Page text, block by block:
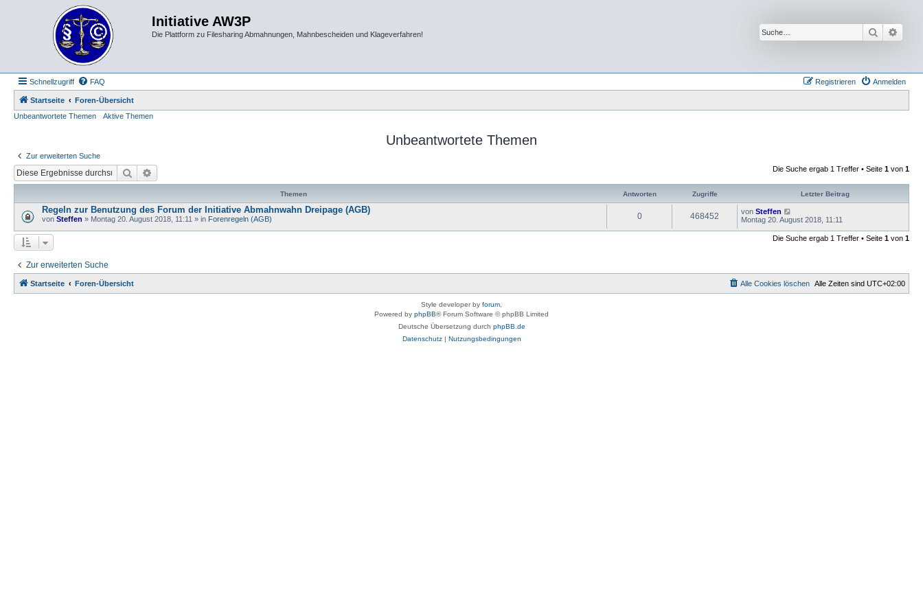
Initiative AW3P
Die Plattform zu Filesharing Abmahnungen, Mahnbescheiden und Klageverfahren! Suche
Schnellzugriff FAQ Anmelden
Registrieren
Startseite
Foren-Übersicht
Unbeantwortete Themen
Aktive Themen
Unbeantwortete Themen
Zur erweiterten Suche
Suche Die Suche ergab 1 Treffer • Seite 1 von 1
Themen Antworten Zugriffe Letzter Beitrag
Regeln zur Benutzung des Forum der Initiative Abmahnwahn Dreipage (AGB)
von Steffen » Montag 20. August 2018, 11:11 » in Forenregeln (AGB) 0 468452 von Steffen
Montag 20. August 2018, 11:11
Die Suche ergab 1 Treffer • Seite 1 von 1
Zur erweiterten Suche
Startseite Foren-Übersicht Alle Zeiten sind UTC+02:00
Alle Cookies löschen
Style developer by forum
Powered by phpBB® Forum Software © phpBB Limited
Deutsche Übersetzung durch phpBB.de
Datenschutz| Nutzungsbedingungen